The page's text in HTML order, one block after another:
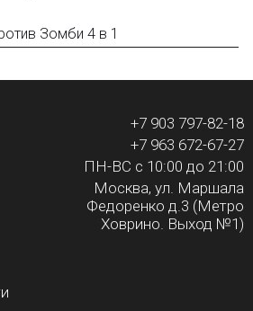
Зомби 4 в 1
+7 903 797-82-18
+7 963 672-67-27
ПН-ВС с 10:00 до 21:00
Москва, ул. Маршала
Федоренко д.3 (Метро
Ховрино. Выход №1)